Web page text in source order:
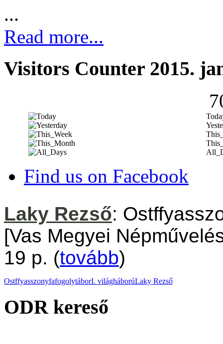
...
Read more...
Visitors Counter 2015.
Find us on Facebook
Laky Rezső:
[Vas Megyei
19 p. (tovább)
OstffyasszonyfafogolytáborI. világháborúLaky Rezső
ODR kereső